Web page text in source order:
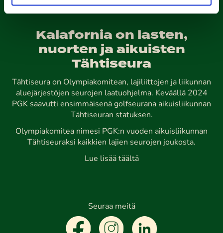
Kalafornia on lasten,
nuorten ja aikuisten
Tähtiseura
Tähtiseura on Olympiakomitean, lajiliittojen ja liikunnan
aluejärjestöjen seurojen laatuohjelma. Keväällä 2024
PGK saavutti ensimmäisenä golfseurana aikuisliikunnan
Tähtiseuran statuksen.
Olympiakomitea nimesi PGK:n vuoden aikuisliikunnan
Tähtiseuraksi kaikkien lajien seurojen joukosta.
Lue lisää täältä
Seuraa meitä